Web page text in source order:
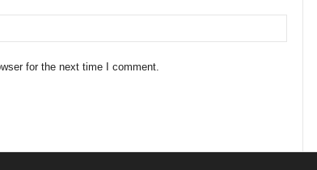
for the next time I comment.